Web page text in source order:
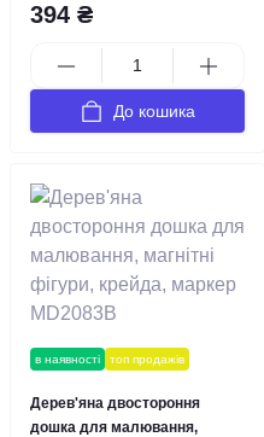
394 ₴
До кошика
в наявності топ продажів
Дерев'яна двостороння
дошка для малювання,